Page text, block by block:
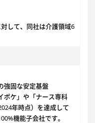
して、同社は介護領域6
強固な安定基盤
ポケ」や「ナース専科
年時点）を達成して
機能子会社です。